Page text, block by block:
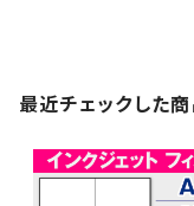
最近チェックした